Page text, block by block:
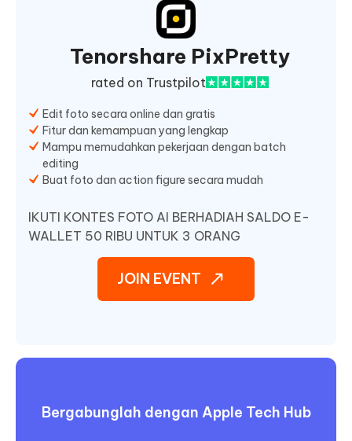
Tenorshare PixPretty
rated on Trustpilot
Edit foto secara online dan gratis
Fitur dan kemampuan yang lengkap
Mampu memudahkan pekerjaan dengan batch
editing
Buat foto dan action figure secara mudah
IKUTI KONTES FOTO AI BERHADIAH SALDO E-
WALLET 50 RIBU UNTUK 3 ORANG
JOIN EVENT
Bergabunglah dengan Apple Tech Hub